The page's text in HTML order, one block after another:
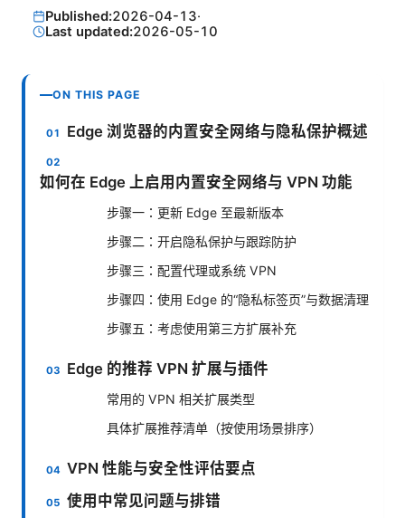
Published:2026-04-13·
Last updated:2026-05-10
ON THIS PAGE
Edge 浏览器的内置安全网络与隐私保护概述
如何在 Edge 上启用内置安全网络与 VPN 功能
步骤一：更新 Edge 至最新版本
步骤二：开启隐私保护与跟踪防护
步骤三：配置代理或系统 VPN
步骤四：使用 Edge 的“隐私标签页”与数据清理
步骤五：考虑使用第三方扩展补充
Edge 的推荐 VPN 扩展与插件
常用的 VPN 相关扩展类型
具体扩展推荐清单（按使用场景排序）
VPN 性能与安全性评估要点
使用中常见问题与排错